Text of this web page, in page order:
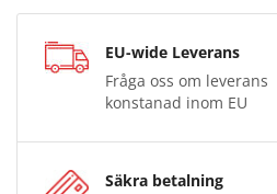
EU-wide Leverans
Fråga oss om leverans
konstanad inom EU
Säkra betalning